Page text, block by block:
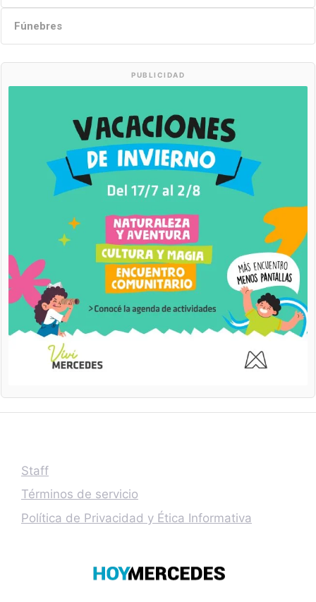
Fúnebres
PUBLICIDAD
Staff
Términos de servicio
Política de Privacidad y Ética Informativa